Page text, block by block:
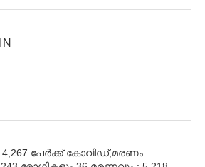
പേർക്ക് കോവിഡ്,മരണം